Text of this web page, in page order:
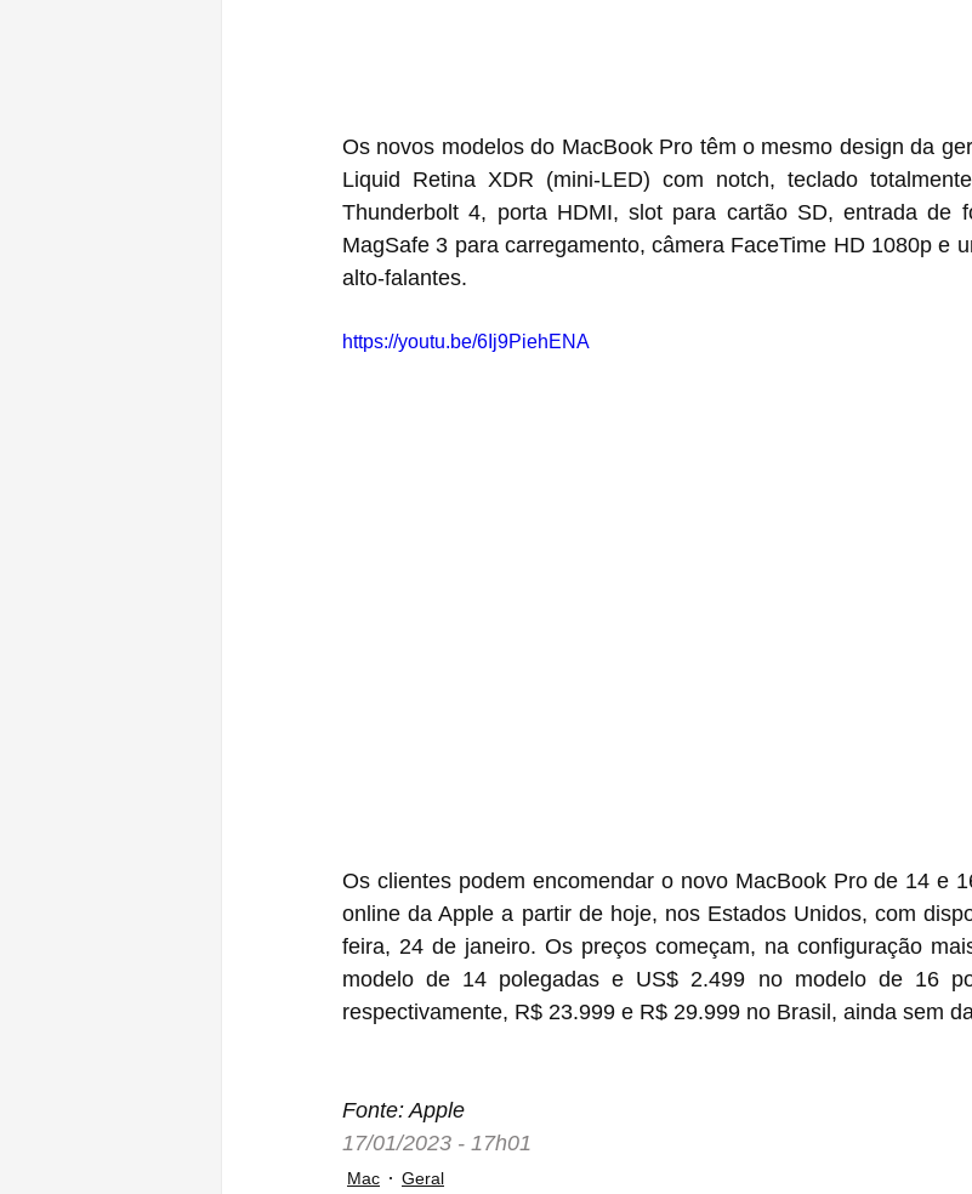
Os novos modelos do MacBook Pro têm o mesmo design da
Liquid Retina XDR (mini-LED) com notch, teclado
Thunderbolt 4, porta HDMI, slot para cartão SD, entrada de
MagSafe 3 para carregamento, câmera FaceTime HD 1080p e
alto-falantes.
https://youtu.be/6Ij9PiehENA
Os clientes podem encomendar o novo MacBook Pro de 14 e
online da Apple a partir de hoje, nos Estados Unidos, com
feira, 24 de janeiro. Os preços começam, na configuração
modelo de 14 polegadas e US$ 2.499 no modelo de 16
respectivamente, R$ 23.999 e R$ 29.999 no Brasil, ainda sem
Fonte: Apple
17/01/2023 - 17h01
Mac Geral